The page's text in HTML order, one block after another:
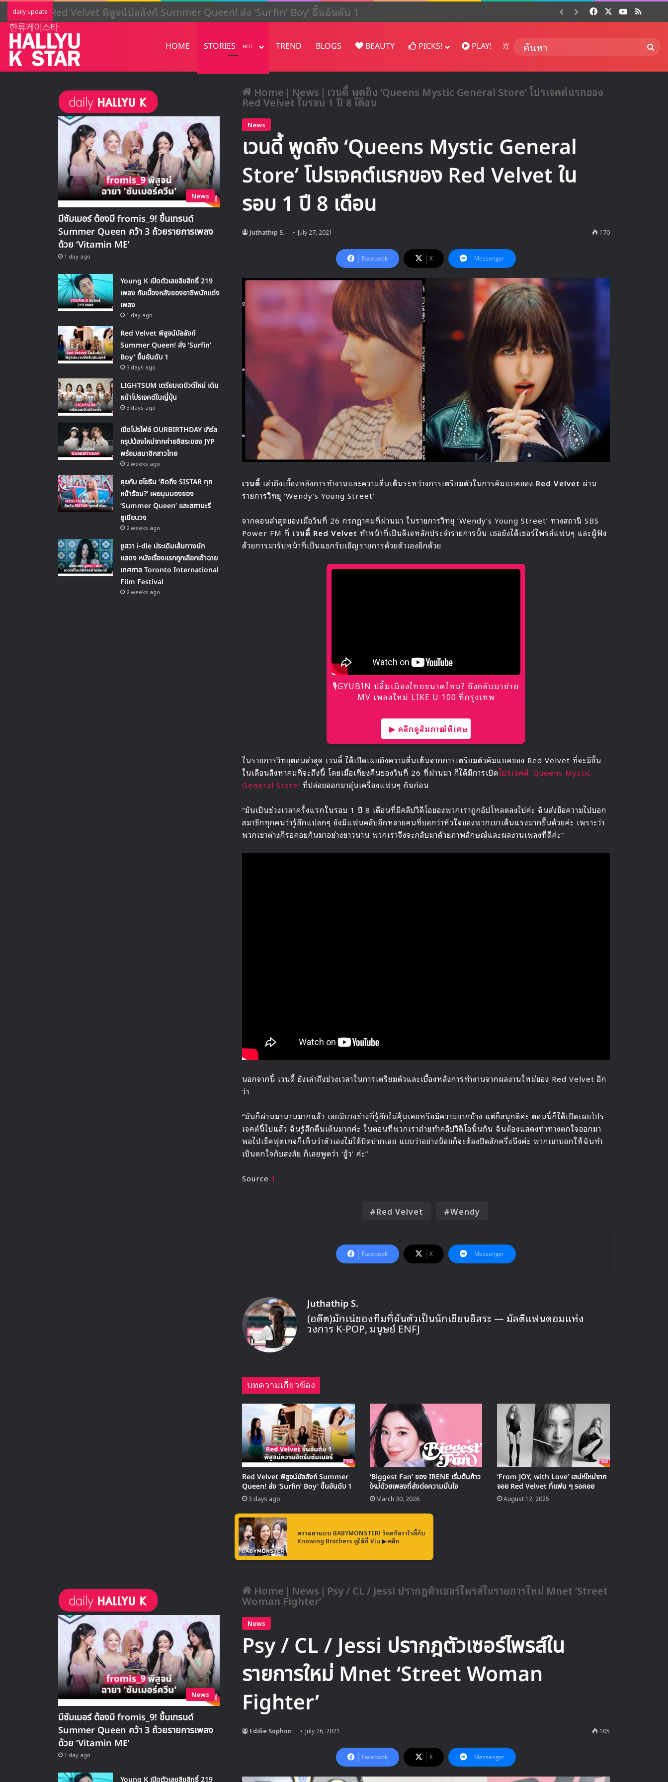
daily update LIGHTSUM เตรียมเดบิวต์ใหม่ เดินหน้าโปรเจคต์ในญี่ปุ่น FacebookYouTube
RSS
HOME STORIES HOT TREND BLOGS BEAUTY PICKS! PLAY! Switch skin
Home | News | เวนดี้ พูดถึง ‘Queens Mystic General Store’ โปรเจคต์แรกของ
Red Velvet ในรอบ 1 ปี 8 เดือน
News
เวนดี้ พูดถึง ‘Queens Mystic General
Store’ โปรเจคต์แรกของ Red Velvet ใน
รอบ 1 ปี 8 เดือน
Juthathip S. July 27, 2021 170
Facebook X Messenger
เวนดี้ เล่าถึงเบื้องหลังการทำงานและความตื่นเต้นระหว่างการเตรียมตัวในการคัมแบคของ Red Velvet ผ่าน
รายการวิทยุ ‘Wendy’s Young Street’
จากตอนล่าสุดของเมื่อวันที่ 26 กรกฎาคมที่ผ่านมา ในรายการวิทยุ ‘Wendy’s Young Street’ ทางสถานี SBS
Power FM ที่ เวนดี้ Red Velvet ทำหน้าที่เป็นดีเจหลักประจำรายการนั้น เธอยังได้เซอร์ไพรส์แฟนๆ และผู้ฟัง
ด้วยการมารับหน้าที่เป็นแขกรับเชิญรายการด้วยตัวเองอีกด้วย
🎙GYUBIN ปลื้มเมืองไทยขนาดไหน? ถึงกลับมาถ่าย
MV เพลงใหม่ LIKE U 100 ที่กรุงเทพ
▶ คลิกดูสัมภาษณ์พิเศษ
ในรายการวิทยุตอนล่าสุด เวนดี้ ได้เปิดเผยถึงความตื่นเต้นจากการเตรียมตัวคัมแบคของ Red Velvet ที่จะมีขึ้น
ในเดือนสิงหาคมที่จะถึงนี้ โดยเมื่อเที่ยงคืนของวันที่ 26 ที่ผ่านมา ก็ได้มีการเปิดโปรเจคต์ ‘Queens Mystic
General Store’ ที่ปล่อยออกมาอุ่นเครื่องแฟนๆ กันก่อน
“มันเป็นช่วงเวลาครั้งแรกในรอบ 1 ปี 8 เดือนที่มีคลิปวิดีโอของพวกเราถูกอัปโหลดลงไปค่ะ ฉันส่งข้อความไปบอก
สมาชิกทุกคนว่ารู้สึกแปลกๆ ยังมีแฟนคลับอีกหลายคนที่บอกว่าหัวใจของพวกเขาเต้นแรงมากขึ้นด้วยค่ะ เพราะว่า
พวกเขาต่างก็รอคอยกันมาอย่างยาวนาน พวกเราจึงจะกลับมาด้วยภาพลักษณ์และผลงานเพลงที่ดีค่ะ”
นอกจากนี้ เวนดี้ ยังเล่าถึงช่วงเวลาในการเตรียมตัวและเบื้องหลังการทำงานจากผลงานใหม่ของ Red Velvet อีก
ว่า
“มันก็ผ่านมานานมากแล้ว เลยมีบางช่วงที่รู้สึกไม่คุ้นเคยหรือมีความยากบ้าง แต่ก็สนุกดีค่ะ ตอนนี้ก็ได้เปิดเผยโปร
เจคต์นี้ไปแล้ว ฉันรู้สึกตื่นเต้นมากค่ะ ในตอนที่พวกเราถ่ายทำคลิปวิดีโอนั้นกัน ฉันต้องแสดงท่าทางตกใจออกมา
พอไปเช็คฟุตเทจก็เห็นว่าตัวเองไม่ได้ปิดปากเลย แบบว่าอย่างน้อยก็จะต้องปิดสักครึ่งนึงค่ะ พวกเขาบอกให้ฉันทำ
เป็นตกใจกับสงสัย ก็เลยพูดว่า ‘อู้ว’ ค่ะ”
Source 1
Red Velvet Wendy
Facebook X Messenger
Juthathip S.
(อดีต)มักเน่ของทีมที่ผันตัวเป็นนักเขียนอิสระ — มัลติแฟนดอมแห่ง
วงการ K-POP, มนุษย์ ENFJ
บทความเกี่ยวข้อง
Red Velvet พิสูจน์บัลลังก์ Summer
Queen! ส่ง ‘Surfin’ Boy’ ขึ้นอันดับ 1
3 days ago
‘Biggest Fan’ ของ IRENE เริ่มต้นก้าว
ใหม่ด้วยเพลงที่ส่งต่อความมั่นใจ
March 30, 2026
‘From JOY, with Love’ เสน่ห์ใหม่จาก
จอย Red Velvet ที่แฟน ๆ รอคอย
August 12, 2025
News
มีซัมเมอร์ ต้องมี fromis_9! ขึ้นเทรนด์
Summer Queen คว้า 3 ถ้วยรายการเพลง
ด้วย ‘Vitamin ME’
1 day ago
Young K เปิดตัวเลขลิขสิทธิ์ 219
เพลง กับเบื้องหลังของอาชีพนักแต่ง
เพลง
1 day ago
Red Velvet พิสูจน์บัลลังก์
Summer Queen! ส่ง ‘Surfin’
Boy’ ขึ้นอันดับ 1
3 days ago
LIGHTSUM เตรียมเดบิวต์ใหม่ เดิน
หน้าโปรเจคต์ในญี่ปุ่น
3 days ago
เปิดโปรไฟล์ OURBIRTHDAY เกิร์ล
กรุปน้องใหม่จากค่ายอิสระของ JYP
พร้อมสมาชิกสาวไทย
2 weeks ago
คุยกับ ฮโยริน ‘คิดถึง SISTAR ทุก
หน้าร้อน?’ เผยมุมมองของ
‘Summer Queen’ และสถานะรี
ยูเนียนวง
2 weeks ago
ชูฮวา i-dle ประเดิมเส้นทางนัก
แสดง หนังเรื่องแรกถูกเลือกเข้าฉาย
เทศกาล Toronto International
Film Festival
2 weeks ago
ความฮาแบบ BABYMONSTER! วัดสกิลวาไรตี้กับ
Knowing Brothers ดูได้ที่ Viu ▶ คลิก